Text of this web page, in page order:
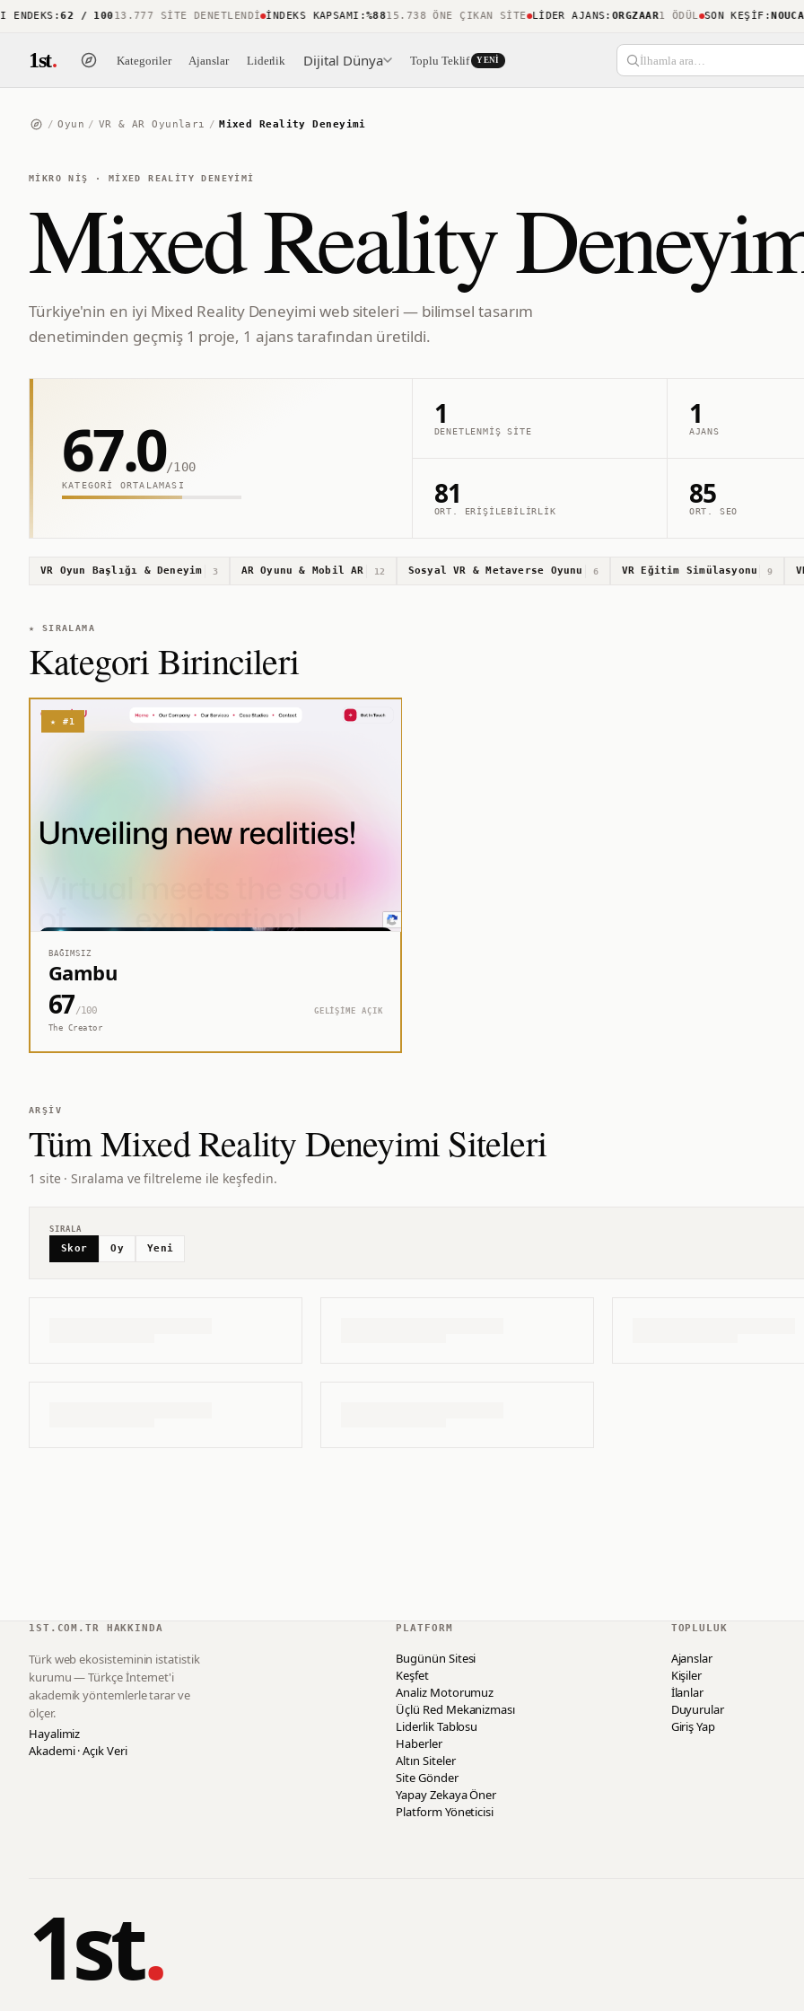
:62 / 10013.777 SITE DENETLENDI İNDEKS KAPSAMI:%8815.738 ÖNE ÇIKAN SITE LIDER AJANS:ORGZAAR1 ÖDÜL SON KEŞIF:
1st. Kategoriler Ajanslar Liderlik Dijital Dünya Toplu Teklif YENI İlhamla ara…
/ Oyun / VR & AR Oyunları / Mixed Reality Deneyimi
MIKRO NIŞ · MIXED REALITY DENEYIMI
Mixed Reality
Türkiye'nin en iyi Mixed Reality Deneyimi web siteleri — bilimsel tasarım
denetiminden geçmiş 1 proje, 1 ajans tarafından üretildi.
67.0/100
KATEGORI ORTALAMASI
1
DENETLENMIŞ SITE
1
AJANS
81
ORT. ERIŞILEBILIRLIK
85
ORT. SEO
VR Oyun Başlığı & Deneyim 3 AR Oyunu & Mobil AR 12 Sosyal VR & Metaverse Oyunu 6 VR Eğitim Simülasyonu 9
★ SIRALAMA
Kategori Birincileri
★ #1
BAĞIMSIZ
Gambu
67/100
GELİŞİME AÇIK
The Creator
ARŞIV
TümMixed Reality DeneyimiSiteleri
1 site · Sıralama ve filtreleme ile keşfedin.
SIRALA
Skor Oy Yeni
1ST.COM.TR HAKKINDA
Türk web ekosisteminin istatistik
kurumu — Türkçe İnternet'i
akademik yöntemlerle tarar ve
ölçer.
Hayalimiz
Akademi · Açık Veri
PLATFORM
Bugünün Sitesi
Keşfet
Analiz Motorumuz
Üçlü Red Mekanizması
Liderlik Tablosu
Haberler
Altın Siteler
Site Gönder
Yapay Zekaya Öner
Platform Yöneticisi
TOPLULUK
Ajanslar
Kişiler
İlanlar
Duyurular
Giriş Yap
1st.